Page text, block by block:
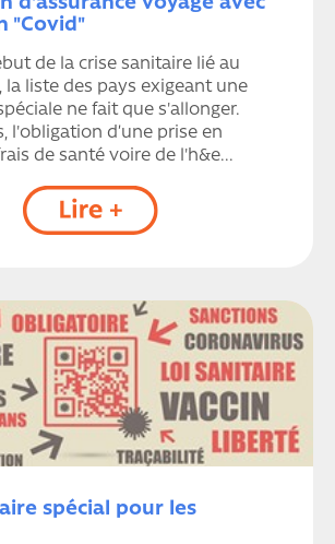
"Covid"
de la crise sanitaire lié au
la liste des pays exigeant une
ne fait que s'allonger.
l'obligation d’une prise en
de santé voire de l'h&e...
spécial pour les